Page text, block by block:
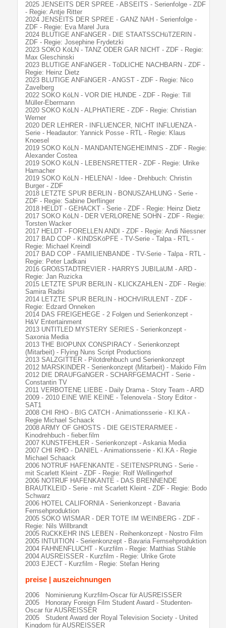
2025 JENSEITS DER SPREE - ABSEITS - Serienfolge - ZDF
- Regie: Antje Ritter
2024 JENSEITS DER SPREE - GANZ NAH - Serienfolge -
ZDF - Regie: Eva Marel Jura
2024 BLUTIGE ANFäNGER - DIE STAATSSCHüTZERIN -
ZDF - Regie: Josephine Frydetzki
2023 SOKO KöLN - TANZ ODER GAR NICHT - ZDF - Regie:
Max Gleschinski
2023 BLUTIGE ANFäNGER - TöDLICHE NACHBARN - ZDF -
Regie: Heinz Dietz
2023 BLUTIGE ANFäNGER - ANGST - ZDF - Regie: Nico
Zavelberg
2022 SOKO KöLN - VOR DIE HUNDE - ZDF - Regie: Till
Müller-Ebermann
2020 SOKO KöLN - ALPHATIERE - ZDF - Regie: Christian
Werner
2020 DER LEHRER - INFLUENCER, NICHT INFLUENZA -
Serie - Headautor: Yannick Posse - RTL - Regie: Klaus
Knoesel
2019 SOKO KöLN - MANDANTENGEHEIMNIS - ZDF - Regie:
Alexander Costea
2019 SOKO KöLN - LEBENSRETTER - ZDF - Regie: Ulrike
Hamacher
2019 SOKO KöLN - HELENA! - Idee - Drehbuch: Christin
Burger - ZDF
2018 LETZTE SPUR BERLIN - BONUSZAHLUNG - Serie -
ZDF - Regie: Sabine Derflinger
2018 HELDT - GEHACKT - Serie - ZDF - Regie: Heinz Dietz
2017 SOKO KöLN - DER VERLORENE SOHN - ZDF - Regie:
Torsten Wacker
2017 HELDT - FORELLEN ANDI - ZDF - Regie: Andi Niessner
2017 BAD COP - KINDSKöPFE - TV-Serie - Talpa - RTL -
Regie: Michael Kreindl
2017 BAD COP - FAMILIENBANDE - TV-Serie - Talpa - RTL -
Regie: Peter Ladkani
2016 GROßSTADTREVIER - HARRYS JUBILäUM - ARD -
Regie: Jan Ruzicka
2015 LETZTE SPUR BERLIN - KLICKZAHLEN - ZDF - Regie:
Samira Radsi
2014 LETZTE SPUR BERLIN - HOCHVIRULENT - ZDF -
Regie: Edzard Onneken
2014 DAS FREIGEHEGE - 2 Folgen und Serienkonzept -
H&V Entertainment
2013 UNTITLED MYSTERY SERIES - Serienkonzept -
Saxonia Media
2013 THE BIOPUNX CONSPIRACY - Serienkonzept
(Mitarbeit) - Flying Nuns Script Productions
2013 SALZGITTER - Pilotdrehbuch und Serienkonzept
2012 MARSKINDER - Serienkonzept (Mitarbeit) - Makido Film
2012 DIE DRAUFGäNGER - SCHARFGEMACHT - Serie -
Constantin TV
2011 VERBOTENE LIEBE - Daily Drama - Story Team - ARD
2009 - 2010 EINE WIE KEINE - Telenovela - Story Editor -
SAT1
2008 CHI RHO - BIG CATCH - Animationsserie - KI.KA -
Regie Michael Schaack
2008 ARMY OF GHOSTS - DIE GEISTERARMEE -
Kinodrehbuch - fieber.film
2007 KUNSTFEHLER - Serienkonzept - Askania Media
2007 CHI RHO - DANIEL - Animationsserie - KI.KA - Regie
Michael Schaack
2006 NOTRUF HAFENKANTE - SEITENSPRUNG - Serie -
mit Scarlett Kleint - ZDF - Regie: Rolf Wellingerhof
2006 NOTRUF HAFENKANTE - DAS BRENNENDE
BRAUTKLEID - Serie - mit Scarlett Kleint - ZDF - Regie: Bodo
Schwarz
2006 HOTEL CALIFORNIA - Serienkonzept - Bavaria
Fernsehproduktion
2005 SOKO WISMAR - DER TOTE IM WEINBERG - ZDF -
Regie: Nils Willbrandt
2005 RüCKKEHR INS LEBEN - Reihenkonzept - Nostro Film
2005 INTUITION - Serienkonzept - Bavaria Fernsehproduktion
2004 FAHNENFLUCHT - Kurzfilm - Regie: Matthias Stähle
2004 AUSREISSER - Kurzfilm - Regie: Ulrike Grote
2003 EJECT - Kurzfilm - Regie: Stefan Hering
preise | auszeichnungen
2006 Nominierung Kurzfilm-Oscar für AUSREISSER
2005 Honorary Foreign Film Student Award - Studenten-
Oscar für AUSREISSER
2005 Student Award der Royal Television Society - United
Kingdom für AUSREISSER